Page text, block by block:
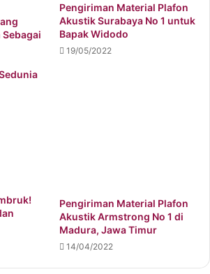
Pengiriman Material Plafon
Akustik Surabaya No 1 untuk
Bapak Widodo
19/05/2022
Pengiriman Material Plafon
Akustik Armstrong No 1 di
Madura, Jawa Timur
14/04/2022